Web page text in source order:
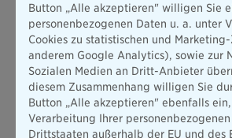
Button „Alle akzeptieren" willigen Sie
personenbezogenen Daten u. a. unter
Cookies zu statistischen und
anderem Google Analytics), sowie zur
Sozialen Medien an Dritt-Anbieter
diesem Zusammenhang willigen Sie
Button „Alle akzeptieren" ebenfalls
Verarbeitung Ihrer
Drittstaaten außerhalb der EU und des